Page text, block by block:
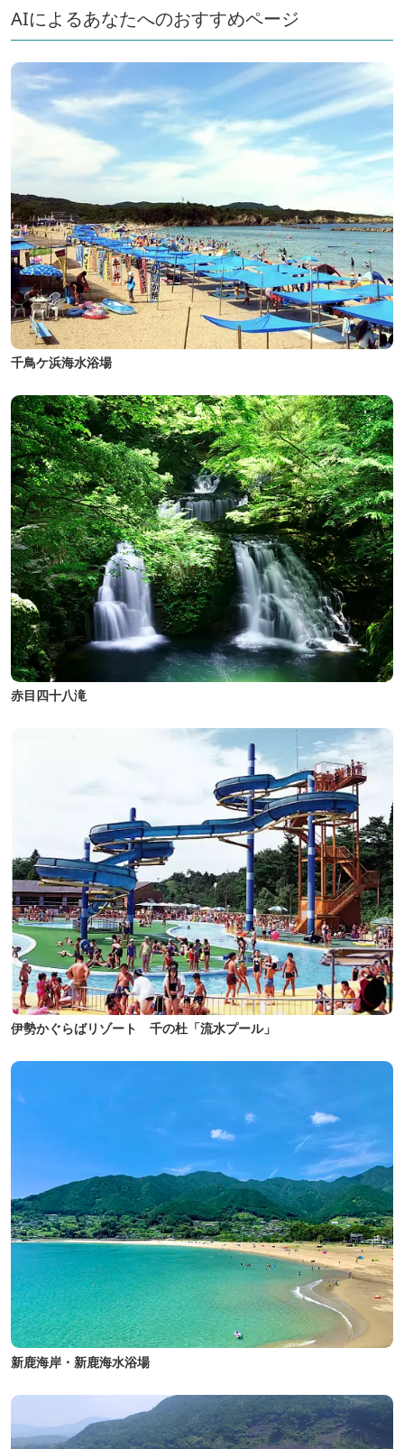
AIによるあなたへのおすすめページ
千鳥ケ浜海水浴場
赤目四十八滝
伊勢かぐらばリゾート 千の杜「流水プール」
新鹿海岸・新鹿海水浴場